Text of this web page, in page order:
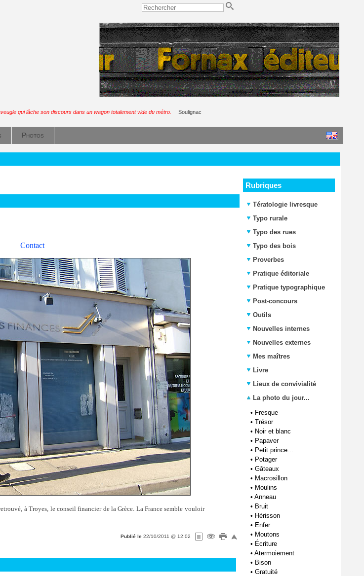
qui lâche son discours dans un wagon totalement vide du métro. Soulignac
Photos
Contact
à Troyes, le conseil financier de la Grèce. La France semble vouloir
Publié le 22/10/2011 @ 12:02
Rubriques
Tératologie livresque
Typo rurale
Typo des rues
Typo des bois
Proverbes
Pratique éditoriale
Pratique typographique
Post-concours
Outils
Nouvelles internes
Nouvelles externes
Mes maîtres
Livre
Lieux de convivialité
La photo du jour...
• Fresque
• Trésor
• Noir et blanc
• Papaver
• Petit prince...
• Potager
• Gâteaux
• Macrosillon
• Moulins
• Anneau
• Bruit
• Hérisson
• Enfer
• Moutons
• Écriture
• Atermoiement
• Bison
• Gratuité